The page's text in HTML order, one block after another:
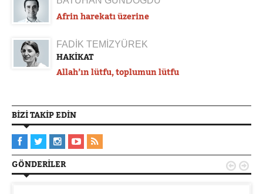
Afrin harekatı üzerine
FADİK TEMİZYÜREK
HAKİKAT
Allah’ın lütfu, toplumun lütfu
BIZI TAKIP EDIN
GÖNDERILER  